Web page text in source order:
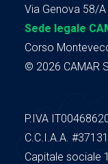
Via Genova 58/
Sede legale
Corso
© 2026 CAMAR
P.IVA
C.C.I.A.A.
Capitale sociale